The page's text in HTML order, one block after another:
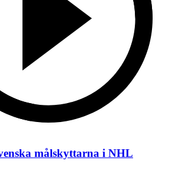
målskyttarna i NHL